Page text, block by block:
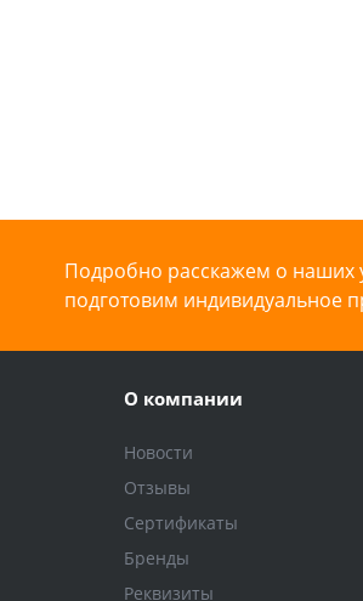
Подробно расскажем о наших
подготовим индивидуальное
О компании
Новости
Отзывы
Сертификаты
Бренды
Реквизиты